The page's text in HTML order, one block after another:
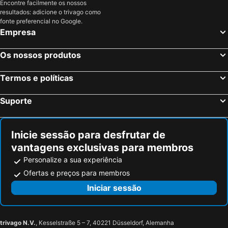
HOTEL BINI
Melia Balmoral
ICON Valparaiso - Adults Only
Marins Beach Club
Hotel Atolon
Artà, beach hotels
Selva, beach hotels
Encontre facilmente os nossos
resultados: adicione o trivago como
fonte preferencial no Google.
Empresa
Os nossos produtos
Termos e políticas
Suporte
Inicie sessão para desfrutar de
vantagens exclusivas para membros
Personalize a sua experiência
Ofertas e preços para membros
Iniciar sessão
trivago N.V., Kesselstraße 5 – 7, 40221 Düsseldorf, Alemanha